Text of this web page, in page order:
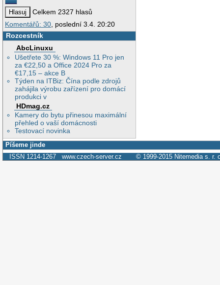
Celkem 2327 hlasů
Komentářů: 30, poslední 3.4. 20:20
Rozcestník
AbcLinuxu
Ušetřete 30 %: Windows 11 Pro jen
za €22,50 a Office 2024 Pro za
€17,15 – akce B
Týden na ITBiz: Čína podle zdrojů
zahájila výrobu zařízení pro domácí
produkci v
HDmag.cz
Kamery do bytu přinesou maximální
přehled o vaší domácnosti
Testovací novinka
Píšeme jinde
ISSN 1214-1267 www.czech-server.cz © 1999-2015 Nitemedia s. r.